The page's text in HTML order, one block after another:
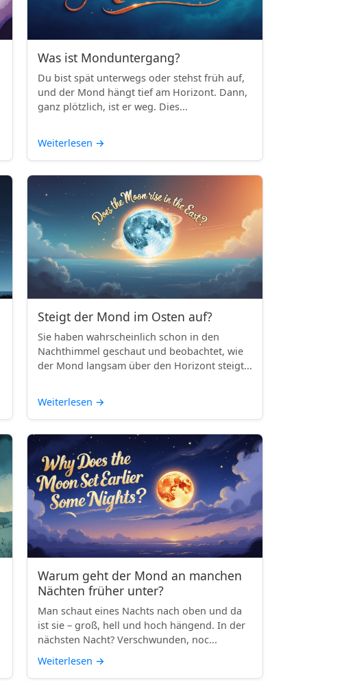
Was ist Monduntergang?
Du bist spät unterwegs oder stehst früh auf,
und der Mond hängt tief am Horizont. Dann,
ganz plötzlich, ist er weg. Dies...
Weiterlesen →
Steigt der Mond im Osten auf?
Sie haben wahrscheinlich schon in den
Nachthimmel geschaut und beobachtet, wie
der Mond langsam über den Horizont steigt...
Weiterlesen →
Warum geht der Mond an manchen
Nächten früher unter?
Man schaut eines Nachts nach oben und da
ist sie – groß, hell und hoch hängend. In der
nächsten Nacht? Verschwunden, noc...
Weiterlesen →